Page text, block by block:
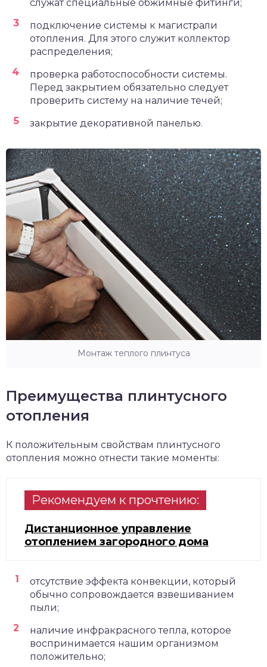
служат специальные обжимные фитинги;
подключение системы к магистрали
отопления. Для этого служит коллектор
распределения;
проверка работоспособности системы.
Перед закрытием обязательно следует
проверить систему на наличие течей;
закрытие декоративной панелью.
Монтаж теплого плинтуса
Преимущества плинтусного
отопления
К положительным свойствам плинтусного
отопления можно отнести такие моменты:
Рекомендуем к прочтению:
Дистанционное управление
отоплением загородного дома
отсутствие эффекта конвекции, который
обычно сопровождается взвешиванием
пыли;
наличие инфракрасного тепла, которое
воспринимается нашим организмом
положительно;